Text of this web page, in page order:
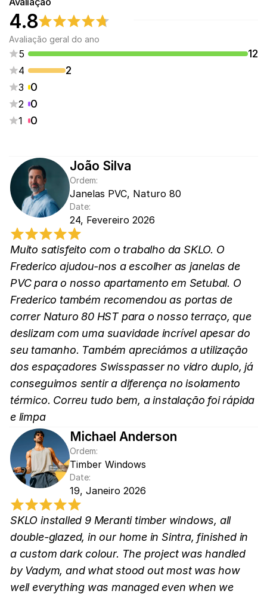
4.8
Avaliação geral do ano
5 12
4 2
3 0
2 0
1 0
João Silva
Ordem:
Janelas PVC, Naturo 80
Date:
24, Fevereiro 2026
Muito satisfeito com o trabalho da SKLO. O
Frederico ajudou-nos a escolher as janelas de
PVC para o nosso apartamento em Setubal. O
Frederico também recomendou as portas de
correr Naturo 80 HST para o nosso terraço, que
deslizam com uma suavidade incrível apesar do
seu tamanho. Também apreciámos a utilização
dos espaçadores Swisspasser no vidro duplo, já
conseguimos sentir a diferença no isolamento
térmico. Correu tudo bem, a instalação foi rápida
e limpa
Michael Anderson
Ordem:
Timber Windows
Date:
19, Janeiro 2026
SKLO installed 9 Meranti timber windows, all
double-glazed, in our home in Sintra, finished in
a custom dark colour. The project was handled
by Vadym, and what stood out most was how
well everything was managed even when we